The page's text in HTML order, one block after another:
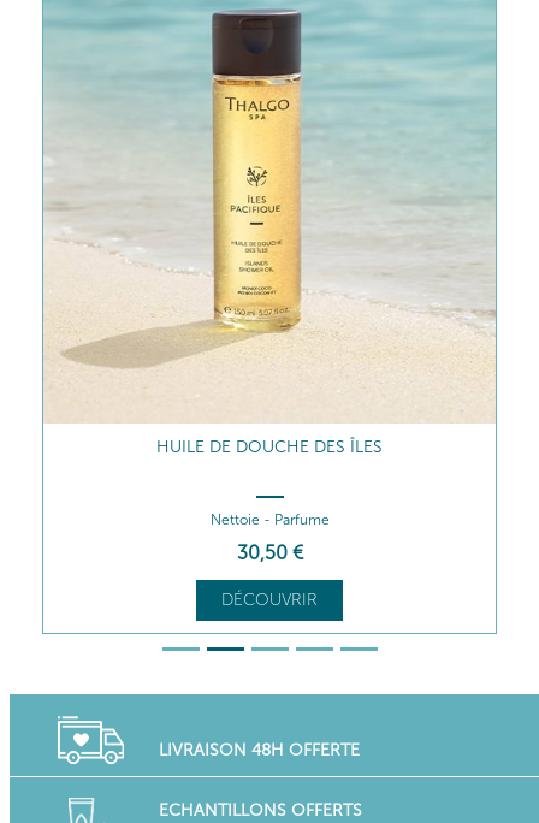
BAIN DES LAGONS
Relaxe - Parfume
26,40 €
DÉCOUVRIR
LIVRAISON 48H OFFERTE
ECHANTILLONS OFFERTS